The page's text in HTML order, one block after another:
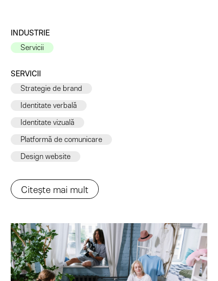
INDUSTRIE
Servicii
SERVICII
Strategie de brand
Identitate verbală
Identitate vizuală
Platformă de comunicare
Design website
Citește mai mult